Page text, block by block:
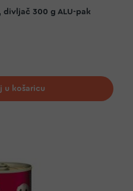
divljač 300 g ALU-pak
u košaricu